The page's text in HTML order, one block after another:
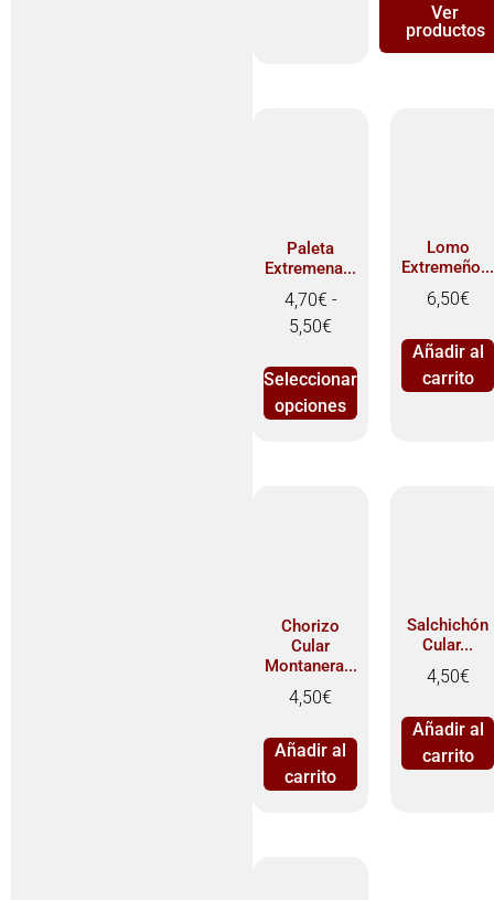
Ver
productos
Paleta
Extremena...
4,70€ -
5,50€
Seleccionar
opciones
Lomo
Extremeño...
6,50€
Añadir al
carrito
Chorizo
Cular
Montanera...
4,50€
Añadir al
carrito
Salchichón
Cular...
4,50€
Añadir al
carrito